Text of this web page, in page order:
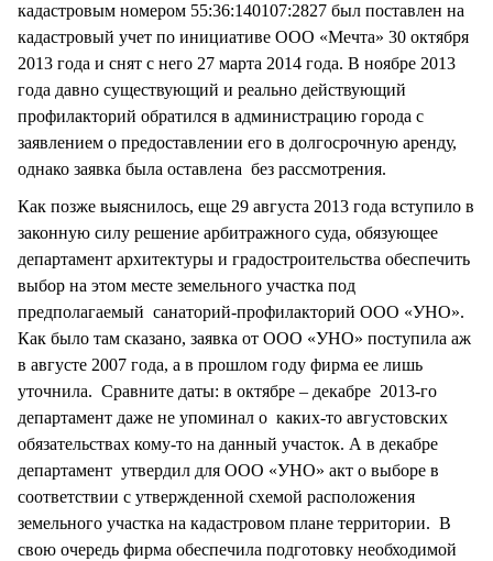
кадастровым номером 55:36:140107:2827 был поставлен на
кадастровый учет по инициативе ООО «Мечта» 30 октября
2013 года и снят с него 27 марта 2014 года. В ноябре 2013
года давно существующий и реально действующий
профилакторий обратился в администрацию города с
заявлением о предоставлении его в долгосрочную аренду,
однако заявка была оставлена без рассмотрения.
Как позже выяснилось, еще 29 августа 2013 года вступило в
законную силу решение арбитражного суда, обязующее
департамент архитектуры и градостроительства обеспечить
выбор на этом месте земельного участка под
предполагаемый санаторий-профилакторий ООО «УНО».
Как было там сказано, заявка от ООО «УНО» поступила аж
в августе 2007 года, а в прошлом году фирма ее лишь
уточнила. Сравните даты: в октябре – декабре 2013-го
департамент даже не упоминал о каких-то августовских
обязательствах кому-то на данный участок. А в декабре
департамент утвердил для ООО «УНО» акт о выборе в
соответствии с утвержденной схемой расположения
земельного участка на кадастровом плане территории. В
свою очередь фирма обеспечила подготовку необходимой